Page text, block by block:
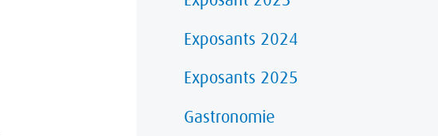
Exposants 2024
Exposants 2025
Gastronomie